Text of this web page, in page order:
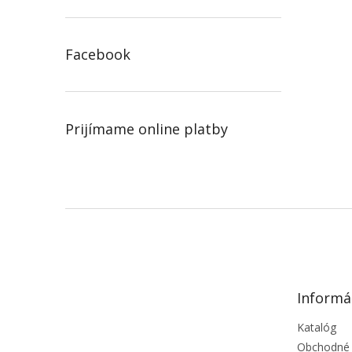
Facebook
Prijímame online platby
Katalóg